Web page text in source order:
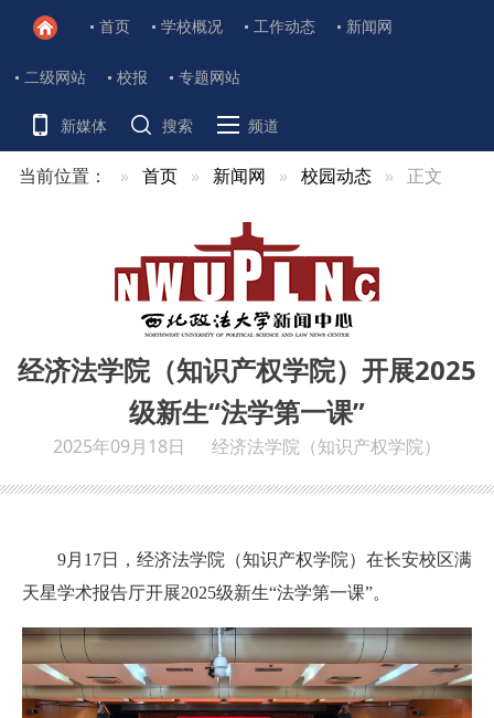
首页 学校概况 工作动态 新闻网
二级网站 校报 专题网站
新媒体 搜索 频道
当前位置： 首页 新闻网 校园动态 正文
经济法学院（知识产权学院）开展2025
级新生“法学第一课”
2025年09月18日 经济法学院（知识产权学院）
9月17日，经济法学院（知识产权学院）在长安校区满
天星学术报告厅开展2025级新生“法学第一课”。